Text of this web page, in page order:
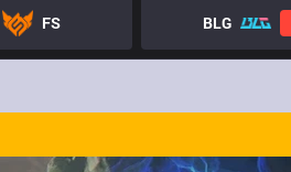
FS BLG